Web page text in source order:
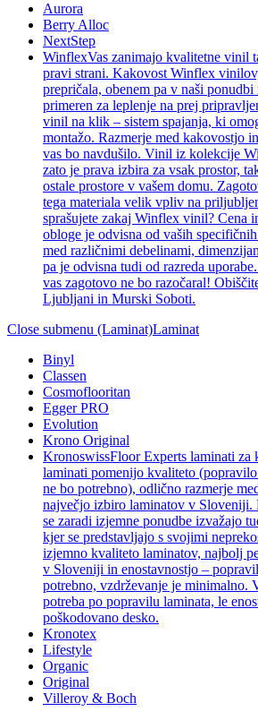
Aurora
Berry Alloc
NextStep
WinflexVas zanimajo kvalitetne vinil
pravi strani. Kakovost Winflex
prepričala, obenem pa v naši
primeren za leplenje na prej
vinil na klik – sistem spajanja, ki
montažo. Razmerje med kakovostjo
vas bo navdušilo. Vinil iz kolekcije
zato je prava izbira za vsak prostor,
ostale prostore v vašem domu.
tega materiala velik vpliv na
sprašujete zakaj Winflex vinil? Cena
obloge je odvisna od vaših
med različnimi debelinami,
pa je odvisna tudi od razreda
vas zagotovo ne bo razočaral!
Ljubljani in Murski Soboti.
Close submenu (Laminat)Laminat
Binyl
Classen
Cosmoflooritan
Egger PRO
Evolution
Krono Original
KronoswissFloor Experts laminati za
laminati pomenijo kvaliteto
ne bo potrebno), odlično razmerje
največjo izbiro laminatov v Sloveniji.
se zaradi izjemne ponudbe izvažajo
kjer se predstavljajo s svojimi
izjemno kvaliteto laminatov, najbolj
v Sloveniji in enostavnostjo –
potrebno, vzdrževanje je minimalno.
potreba po popravilu laminata, le
poškodovano desko.
Kronotex
Lifestyle
Organic
Original
Villeroy & Boch